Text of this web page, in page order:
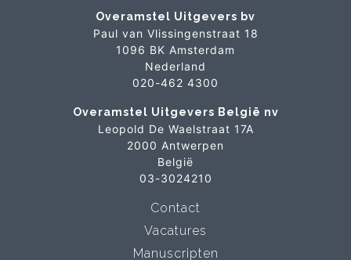
Overamstel Uitgevers bv
Paul van Vlissingenstraat 18
1096 BK Amsterdam
Nederland
020-462 4300
Overamstel Uitgevers België nv
Leopold De Waelstraat 17A
2000 Antwerpen
België
03-3024210
Contact
Vacatures
Manuscripten